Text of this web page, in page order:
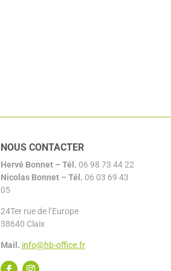
NOUS CONTACTER
Hervé Bonnet – Tél. 06 98 73 44 22
Nicolas Bonnet – Tél. 06 03 69 43
05
24Ter rue de l’Europe
38640 Claix
Mail. info@hb-office.fr